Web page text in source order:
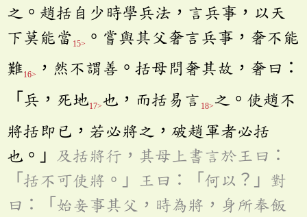
之。趙括自少時學兵法，言兵事，以天
下莫能當 15>
。嘗與其父奢言兵事，奢不能
難16>
，然不謂善。括母問奢其故，奢曰：
「兵，死地17>也，而括易言 18> 之。使趙不
將括即已，若必將之，破趙軍者必括
也。」
及括將行，其母上書言於王曰：
「括不可使將。」王曰：「何以？」對
曰：「始妾事其父，時為將，身所奉飯